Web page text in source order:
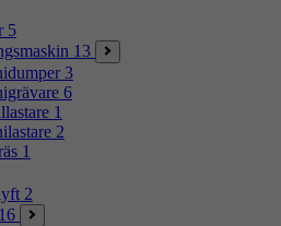
5
13
3
6
1
2
1
2
16